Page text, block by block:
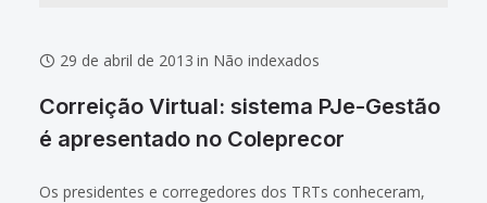
29 de abril de 2013 in Não indexados
Correição Virtual: sistema PJe-Gestão
é apresentado no Coleprecor
Os presidentes e corregedores dos TRTs conheceram,